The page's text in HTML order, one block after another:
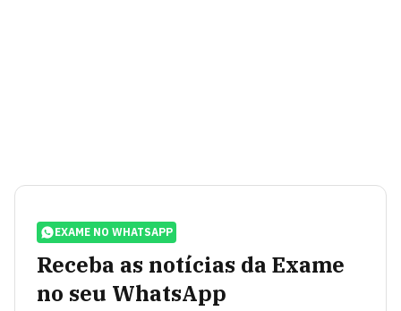
EXAME NO WHATSAPP
Receba as notícias da Exame
no seu WhatsApp